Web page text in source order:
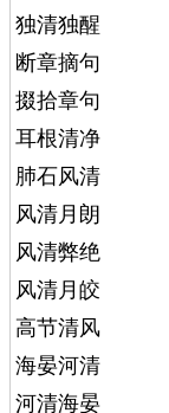
独清独醒
断章摘句
掇拾章句
耳根清净
肺石风清
风清月朗
风清弊绝
风清月皎
高节清风
海晏河清
河清海晏